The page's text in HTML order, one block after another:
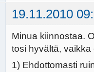
19.11.2010
Minua kiinnostaa.
tosi hyvältä,
1) Ehdottomasti